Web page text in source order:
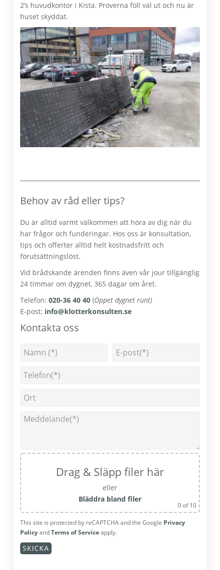
2’s huvudkontor i Kista. Proverna föll väl ut och nu är
huset skyddat.
Behov av råd eller tips?
Du är alltid varmt välkommen att höra av dig när du
har frågor och funderingar. Hos oss är konsultation,
tips och offerter alltid helt kostnadsfritt och
förutsättningslöst.
Vid brådskande ärenden finns även vår jour tillgänglig
24 timmar om dygnet, 365 dagar om året.
Telefon: 020-36 40 40(Öppet dygnet runt)
E-post: info@klotterkonsulten.se
Kontakta oss
Drag & Släpp filer här
eller
Bläddra bland filer
0of 10
This site is protected by reCAPTCHA and the Google Privacy
PolicyandTerms of Serviceapply.